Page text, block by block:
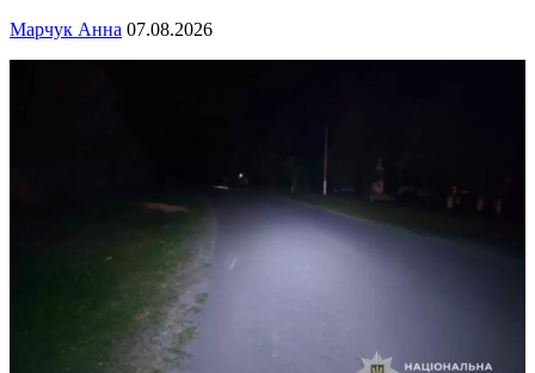
Марчук Анна 07.08.2026